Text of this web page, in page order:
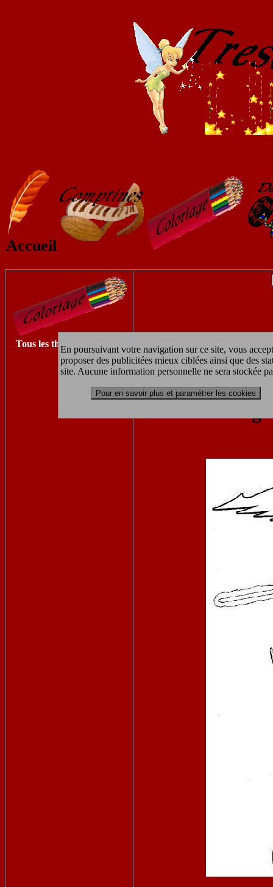
En poursuivant votre navigation sur ce site, vous
proposer des publicitées mieux ciblées ainsi que des
site. Aucune information personnelle ne sera stockée
Pour en savoir plus et paramétrer les cookies
Accueil
Tous les thèmes à imprimer
Retrouvez les autres coloriages